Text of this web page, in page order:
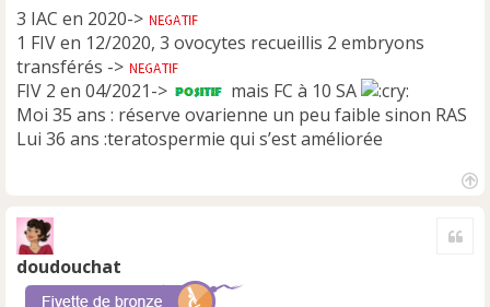
3 IAC en 2020->
1 FIV en 12/2020, 3 ovocytes recueillis 2 embryons
transférés ->
FIV 2 en 04/2021->
mais FC à 10 SA
Moi 35 ans : réserve ovarienne un peu faible sinon RAS
Lui 36 ans :teratospermie qui s’est améliorée
doudouchat